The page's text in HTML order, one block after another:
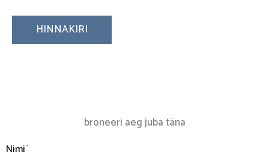
HINNAKIRI
broneeri aeg juba täna
Nimi*